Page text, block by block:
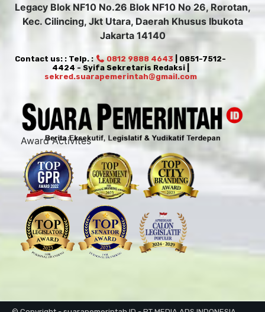
Legacy Blok NF10 No.26 Blok NF10 No 26, Rorotan,
Kec. Cilincing, Jkt Utara, Daerah Khusus Ibukota
Jakarta 14140
Contact us: : Telp. : 0812 9888 4643 | 0851-7512-
4424 - Syifa Sekretaris Redaksi |
sekred.suarapemerintah@gmail.com
Award Activites